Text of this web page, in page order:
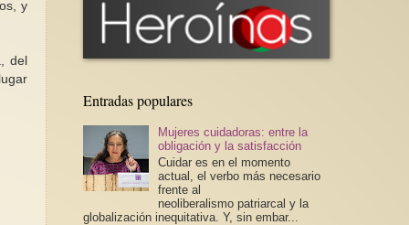
y
del
Entradas populares
Mujeres cuidadoras: entre la
obligación y la satisfacción
Cuidar es en el momento
actual, el verbo más necesario
frente al
neoliberalismo patriarcal y la
globalización inequitativa. Y, sin embar...